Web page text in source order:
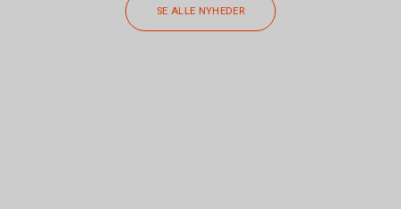
SE ALLE NYHEDER